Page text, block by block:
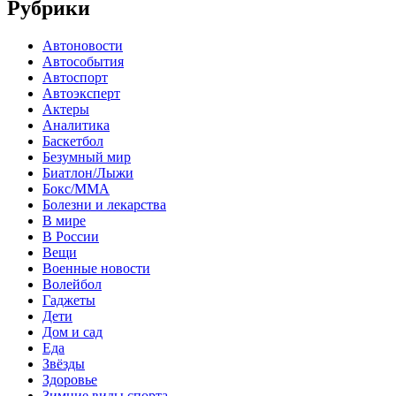
Рубрики
Автоновости
Автособытия
Автоспорт
Автоэксперт
Актеры
Аналитика
Баскетбол
Безумный мир
Биатлон/Лыжи
Бокс/MMA
Болезни и лекарства
В мире
В России
Вещи
Военные новости
Волейбол
Гаджеты
Дети
Дом и сад
Еда
Звёзды
Здоровье